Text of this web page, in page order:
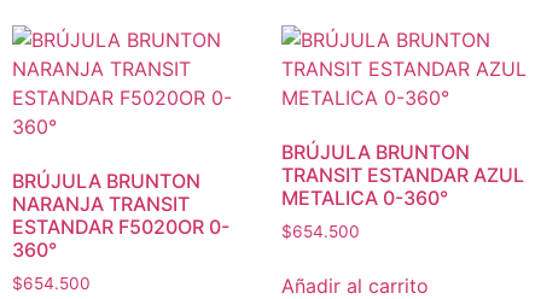
BRÚJULA BRUNTON
NARANJA TRANSIT
ESTANDAR F5020OR 0-
360°
$654.500
BRÚJULA BRUNTON
TRANSIT ESTANDAR AZUL
METALICA 0-360°
$654.500
Añadir al carrito